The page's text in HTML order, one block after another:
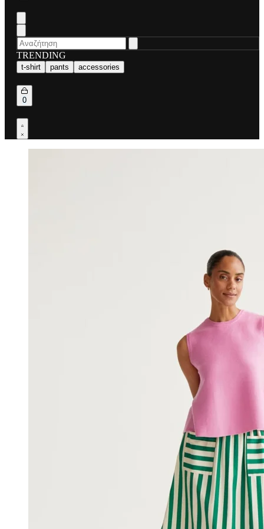
Search
for:
TRENDING
t-shirt pants accessories
0Open
cart
Open
Account
details